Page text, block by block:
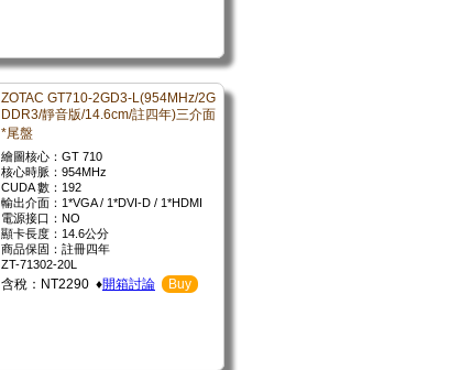
ZOTAC GT710-2GD3-L(954MHz/2G
DDR3/靜音版/14.6cm/註四年)三介面
*尾盤
繪圖核心：GT 710
核心時脈：954MHz
CUDA 數：192
輸出介面：1*VGA / 1*DVI-D / 1*HDMI
電源接口：NO
顯卡長度：14.6公分
商品保固：註冊四年
ZT-71302-20L
含稅：NT2290 ♦開箱討論 Buy